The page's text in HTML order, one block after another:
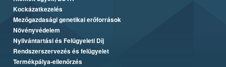
Kockázatkezelés
Mezőgazdasági genetikai erőforrások
Növényvédelem
Nyilvántartási és Felügyeleti Díj
Rendszerszervezés és felügyelet
Termékpálya-ellenőrzés